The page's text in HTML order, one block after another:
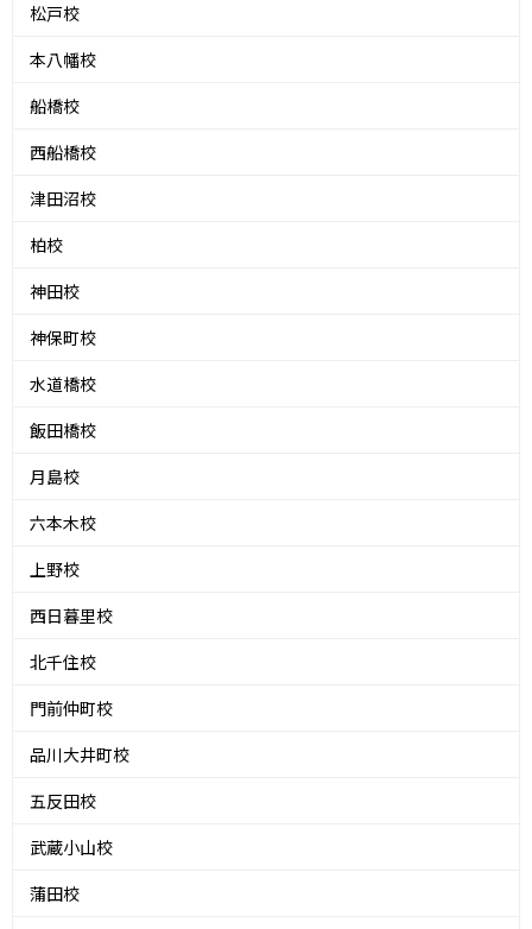
松戸校
本八幡校
船橋校
西船橋校
津田沼校
柏校
神田校
神保町校
水道橋校
飯田橋校
月島校
六本木校
上野校
西日暮里校
北千住校
門前仲町校
品川大井町校
五反田校
武蔵小山校
蒲田校